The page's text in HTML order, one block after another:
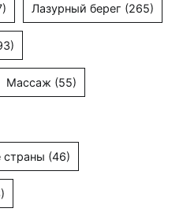
Лазурный берег (265)
Массаж (55)
страны (46)